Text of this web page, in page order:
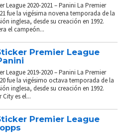
League 2020-2021 – Panini La Premier
fue la vigésima novena temporada de la
inglesa, desde su creación en 1992.
el campeón...
Premier League
League 2019-2020 – Panini La Premier
fue la vigésimo octava temporada de la
inglesa, desde su creación en 1992.
City es el...
Premier League